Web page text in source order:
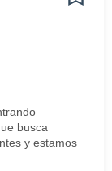
busca
y estamos